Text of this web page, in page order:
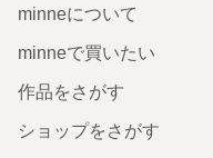
minneについて
minneで買いたい
作品をさがす
ショップをさがす